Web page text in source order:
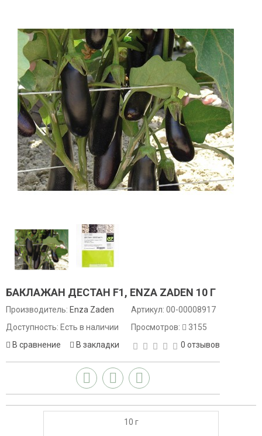
БАКЛАЖАН ДЕСТАН F1, ENZA ZADEN 10 Г
Производитель: Enza Zaden
Доступность: Есть в наличии
В сравнение
В закладки
Артикул: 00-00008917
Просмотров:
3155
0 отзывов
10 г